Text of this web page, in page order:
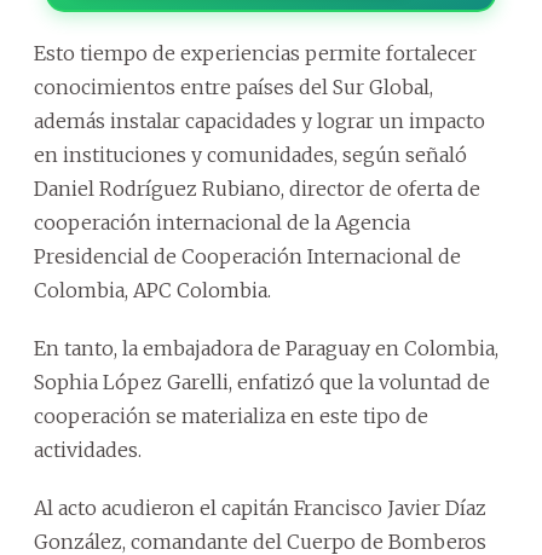
Esto tiempo de experiencias permite fortalecer
conocimientos entre países del Sur Global,
además instalar capacidades y lograr un impacto
en instituciones y comunidades, según señaló
Daniel Rodríguez Rubiano, director de oferta de
cooperación internacional de la Agencia
Presidencial de Cooperación Internacional de
Colombia, APC Colombia.
En tanto, la embajadora de Paraguay en Colombia,
Sophia López Garelli, enfatizó que la voluntad de
cooperación se materializa en este tipo de
actividades.
Al acto acudieron el capitán Francisco Javier Díaz
González, comandante del Cuerpo de Bomberos